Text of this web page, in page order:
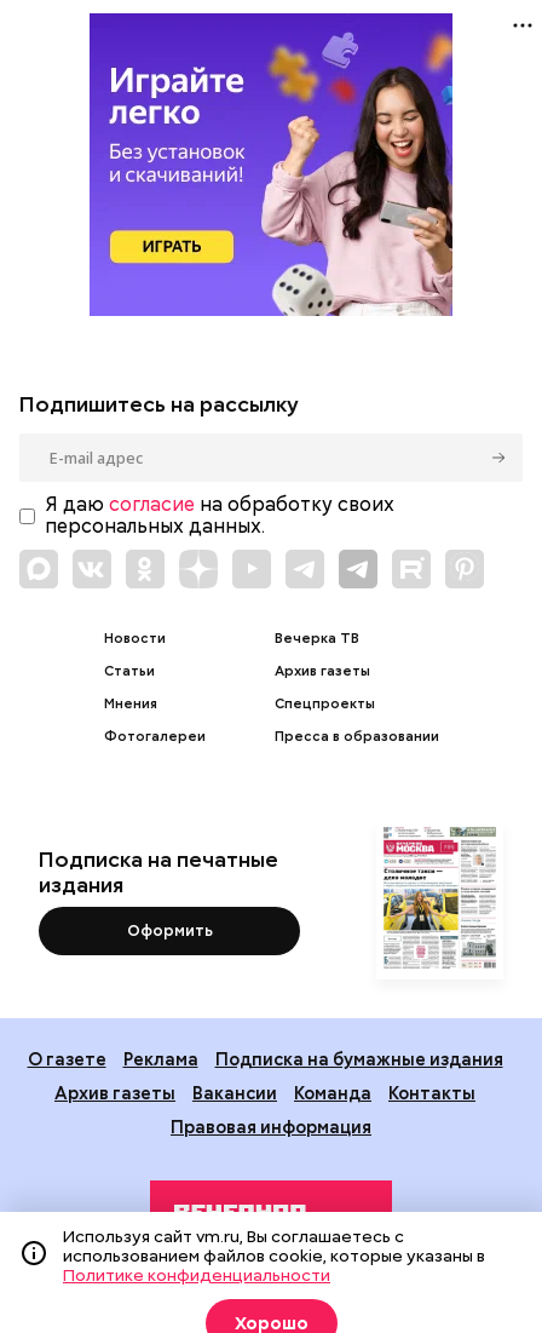
Подпишитесь на рассылку
Я даю согласие на обработку своих
персональных данных.
Новости
Статьи
Мнения
Фотогалереи
Вечерка ТВ
Архив газеты
Спецпроекты
Пресса в образовании
Подписка на печатные
издания
Оформить
О газете Реклама
Подписка на бумажные издания
Архив газеты
Вакансии Команда
Контакты
Правовая информация
Издание создано при финансовой поддержке Департамента
Используя сайт vm.ru, Вы соглашаетесь с
использованием файлов cookie, которые указаны в
Политике конфиденциальности
Хорошо